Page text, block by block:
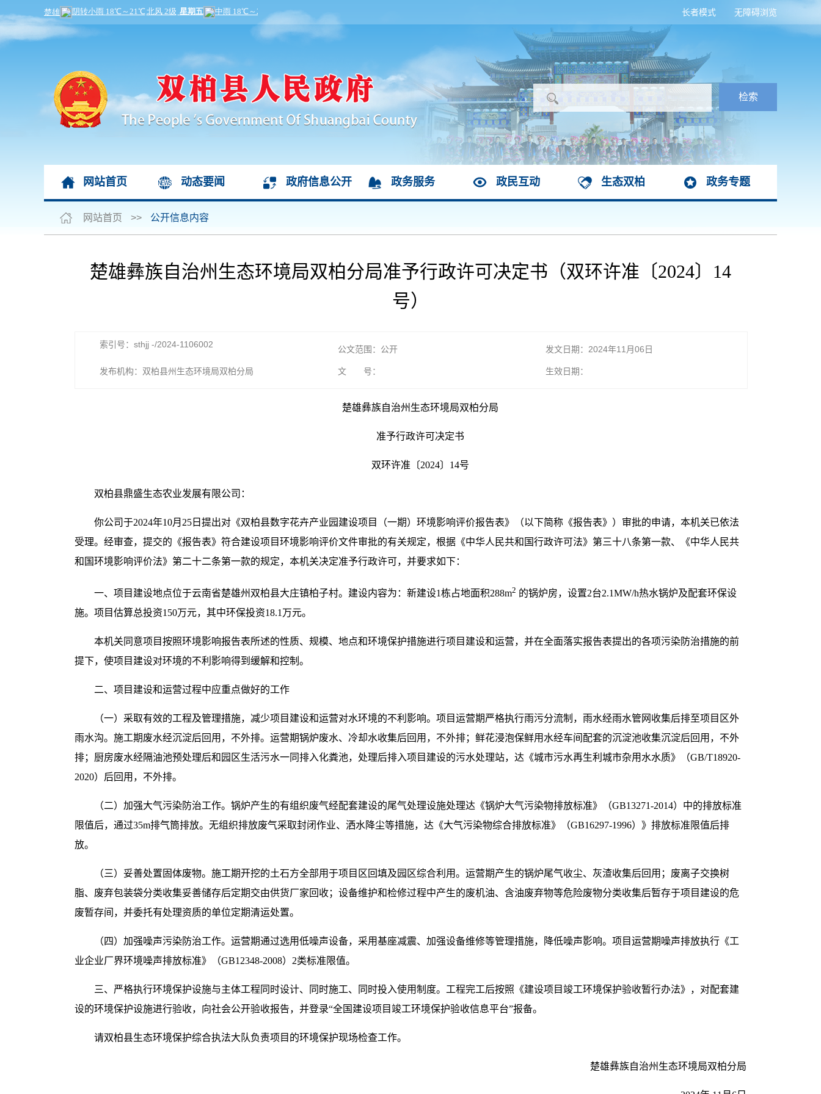
无障碍浏览
长者模式
网站首页 动态要闻 政府信息公开 政务服务 政民互动 生态双柏 政务专题
网站首页 >> 公开信息内容
楚雄彝族自治州生态环境局双柏分局准予行政许可决定书（双环许准〔2024〕14
号）
索引号：sthjj -/2024-1106002 公文范围：公开 发文日期：2024年11月06日
发布机构：双柏县州生态环境局双柏分局 文 号： 生效日期：
楚雄彝族自治州生态环境局双柏分局
准予行政许可决定书
双环许准〔2024〕14号
双柏县鼎盛生态农业发展有限公司：
你公司于2024年10月25日提出对《双柏县数字花卉产业园建设项目（一期）环境影响评价报告表》（以下简称《报告表》）审批的申请，本机关已依法
受理。经审查，提交的《报告表》符合建设项目环境影响评价文件审批的有关规定，根据《中华人民共和国行政许可法》第三十八条第一款、《中华人民共
和国环境影响评价法》第二十二条第一款的规定，本机关决定准予行政许可，并要求如下：
一、项目建设地点位于云南省楚雄州双柏县大庄镇柏子村。建设内容为：新建设1栋占地面积288m2 的锅炉房，设置2台2.1MW/h热水锅炉及配套环保设
施。项目估算总投资150万元，其中环保投资18.1万元。
本机关同意项目按照环境影响报告表所述的性质、规模、地点和环境保护措施进行项目建设和运营，并在全面落实报告表提出的各项污染防治措施的前
提下，使项目建设对环境的不利影响得到缓解和控制。
二、项目建设和运营过程中应重点做好的工作
（一）采取有效的工程及管理措施，减少项目建设和运营对水环境的不利影响。项目运营期严格执行雨污分流制，雨水经雨水管网收集后排至项目区外
雨水沟。施工期废水经沉淀后回用，不外排。运营期锅炉废水、冷却水收集后回用，不外排；鲜花浸泡保鲜用水经车间配套的沉淀池收集沉淀后回用，不外
排；厨房废水经隔油池预处理后和园区生活污水一同排入化粪池，处理后排入项目建设的污水处理站，达《城市污水再生利城市杂用水水质》（GB/T18920-
2020）后回用，不外排。
（二）加强大气污染防治工作。锅炉产生的有组织废气经配套建设的尾气处理设施处理达《锅炉大气污染物排放标准》（GB13271-2014）中的排放标准
限值后，通过35m排气筒排放。无组织排放废气采取封闭作业、洒水降尘等措施，达《大气污染物综合排放标准》（GB16297-1996）》排放标准限值后排
放。
（三）妥善处置固体废物。施工期开挖的土石方全部用于项目区回填及园区综合利用。运营期产生的锅炉尾气收尘、灰渣收集后回用；废离子交换树
脂、废弃包装袋分类收集妥善储存后定期交由供货厂家回收；设备维护和检修过程中产生的废机油、含油废弃物等危险废物分类收集后暂存于项目建设的危
废暂存间，并委托有处理资质的单位定期清运处置。
（四）加强噪声污染防治工作。运营期通过选用低噪声设备，采用基座减震、加强设备维修等管理措施，降低噪声影响。项目运营期噪声排放执行《工
业企业厂界环境噪声排放标准》（GB12348-2008）2类标准限值。
三、严格执行环境保护设施与主体工程同时设计、同时施工、同时投入使用制度。工程完工后按照《建设项目竣工环境保护验收暂行办法》，对配套建
设的环境保护设施进行验收，向社会公开验收报告，并登录“全国建设项目竣工环境保护验收信息平台”报备。
请双柏县生态环境保护综合执法大队负责项目的环境保护现场检查工作。
楚雄彝族自治州生态环境局双柏分局